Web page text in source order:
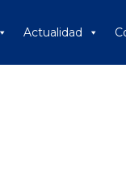
Actualidad